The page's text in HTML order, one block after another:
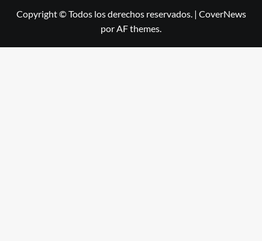
Copyright © Todos los derechos reservados. | CoverNews
por AF themes.